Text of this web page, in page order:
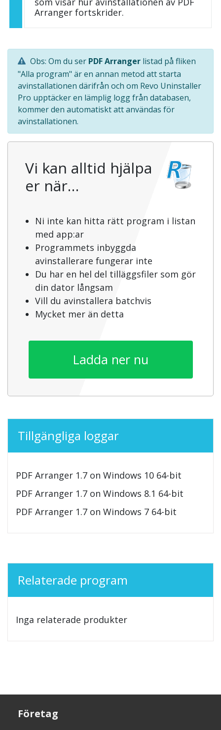
Arranger fortskrider.
Obs: Om du ser PDF Arranger listad på fliken
"Alla program" är en annan metod att starta
avinstallationen därifrån och om Revo Uninstaller
Pro upptäcker en lämplig logg från databasen,
kommer den automatiskt att användas för
avinstallationen.
Vi kan alltid hjälpa
er när…
Ni inte kan hitta rätt program i listan
med app:ar
Programmets inbyggda
avinstallerare fungerar inte
Du har en hel del tilläggsfiler som gör
din dator långsam
Vill du avinstallera batchvis
Mycket mer än detta
Ladda ner nu
Tillgängliga loggar
PDF Arranger 1.7 on Windows 10 64-bit
PDF Arranger 1.7 on Windows 8.1 64-bit
PDF Arranger 1.7 on Windows 7 64-bit
Relaterade program
Inga relaterade produkter
Företag